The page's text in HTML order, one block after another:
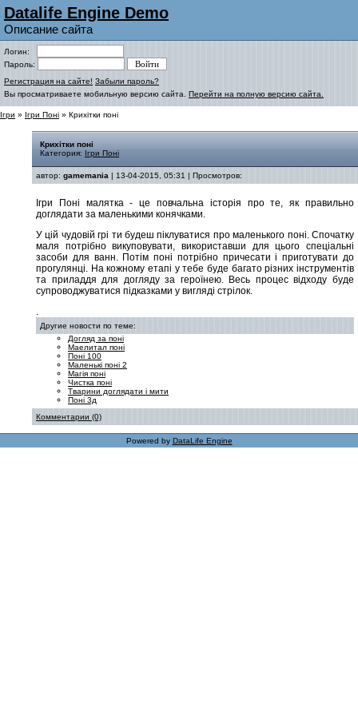
Datalife Engine Demo
Описание сайта
Логин:
Пароль:
Регистрация на сайте! Забыли пароль?
Вы просматриваете мобильную версию сайта. Перейти на полную версию сайта.
Ігри » Ігри Поні » Крихітки поні
Крихітки поні
Категория: Ігри Поні
автор: gamemania | 13-04-2015, 05:31 | Просмотров:
Ігри Поні малятка - це повчальна історія про те, як правильно
доглядати за маленькими конячками.
У цій чудовій грі ти будеш піклуватися про маленького поні. Спочатку
маля потрібно викуповувати, використавши для цього спеціальні
засоби для ванн. Потім поні потрібно причесати і приготувати до
прогулянці. На кожному етапі у тебе буде багато різних інструментів
та приладдя для догляду за героїнею. Весь процес відходу буде
супроводжуватися підказками у вигляді стрілок.
.
Другие новости по теме:
Догляд за поні
Маелитал поні
Поні 100
Маленькі поні 2
Магія поні
Чистка поні
Тварини доглядати і мити
Поні 3д
Комментарии (0)
Powered by DataLife Engine